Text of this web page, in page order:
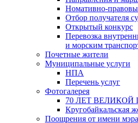
Номативно-
Отбор получателя
Открытый конкурс
Перевозка
и морским
Почетные жители
Муниципальные услуги
НПА
Перечень услуг
Фотогалерея
70 ЛЕТ ВЕЛИКОЙ
Кругобайкальская
Поощрения от имени